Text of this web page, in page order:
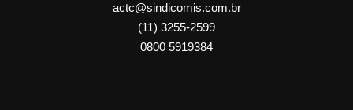
actc@sindicomis.com.br
(11) 3255-2599
0800 5919384